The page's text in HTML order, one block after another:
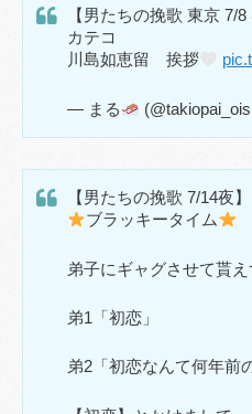
【男たちの挽歌 東京 7/8
カテコ
川島如恵留 挨拶
— まる
【男たちの挽歌 7/14夜】
ブラッキータイム
弟子にギャグさせて貰
弟1「初恋」
弟2「初恋なんて何年前